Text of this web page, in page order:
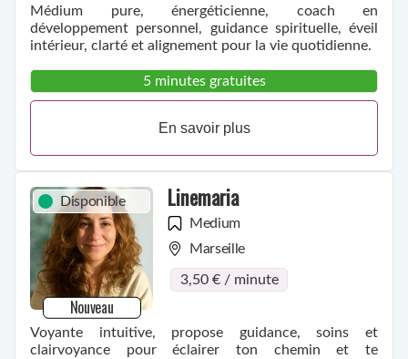
Médium pure, énergéticienne, coach en
développement personnel, guidance spirituelle, éveil
intérieur, clarté et alignement pour la vie quotidienne.
5 minutes gratuites
En savoir plus
Disponible
Nouveau
Linemaria
Medium
Marseille
3,50 € / minute
Voyante intuitive, propose guidance, soins et
clairvoyance pour éclairer ton chemin et te